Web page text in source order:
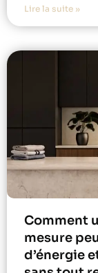
Lire la suite »
Comment
mesure
d’énergie